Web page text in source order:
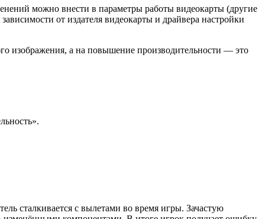
можно внести в параметры работы видеокарты (другие
от издателя видеокарты и драйвера настройки
изображения, а на повышение производительности — это
сталкивается с вылетами во время игры. Зачастую